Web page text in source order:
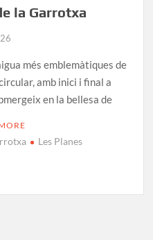
la Garrotxa
més emblemàtiques de
amb inici i final a
en la bellesa de
Les Planes